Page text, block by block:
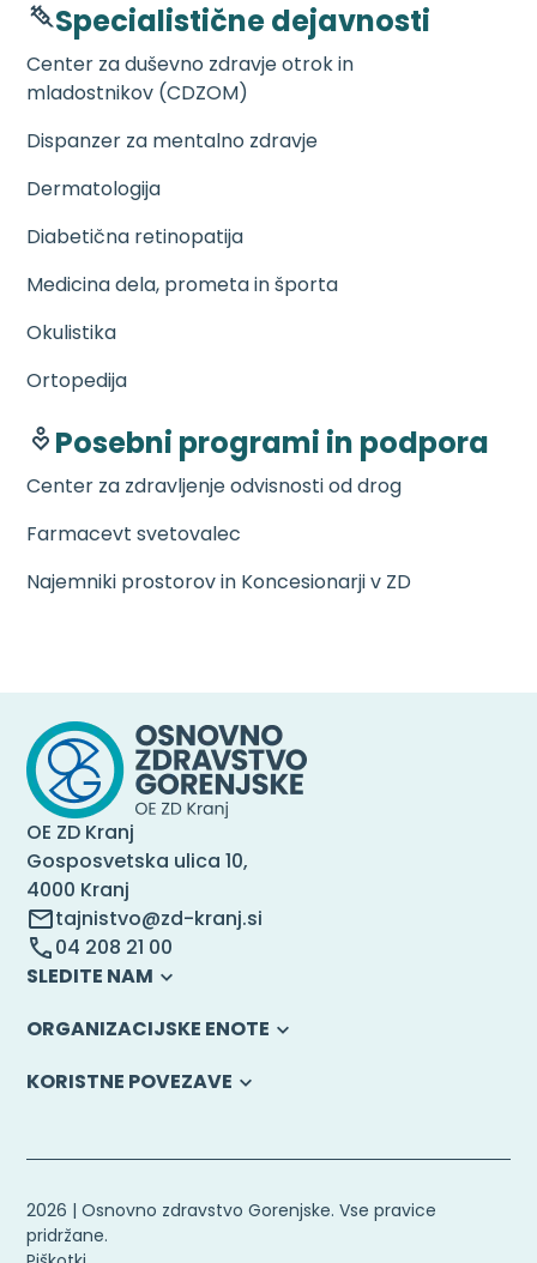
Specialistične dejavnosti
Center za duševno zdravje otrok in
mladostnikov (CDZOM)
Dispanzer za mentalno zdravje
Dermatologija
Diabetična retinopatija
Medicina dela, prometa in športa
Okulistika
Ortopedija
Posebni programi in podpora
Center za zdravljenje odvisnosti od drog
Farmacevt svetovalec
Najemniki prostorov in Koncesionarji v ZD
OE ZD Kranj
Gosposvetska ulica 10,
4000 Kranj
tajnistvo@zd-kranj.si
04 208 21 00
SLEDITE NAM
ORGANIZACIJSKE ENOTE
KORISTNE POVEZAVE
2026 | Osnovno zdravstvo Gorenjske. Vse pravice
pridržane.